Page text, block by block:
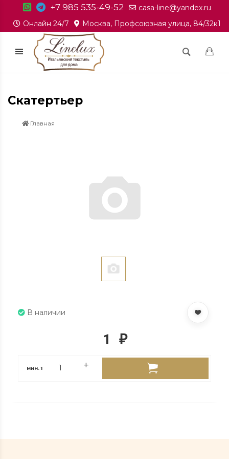
+7 985 535-49-52
casa-line@yandex.ru
Онлайн 24/7
Москва, Профсоюзная улица, 84/32к1
Скатертьер
Главная
В наличии
1 ₽
мин.1